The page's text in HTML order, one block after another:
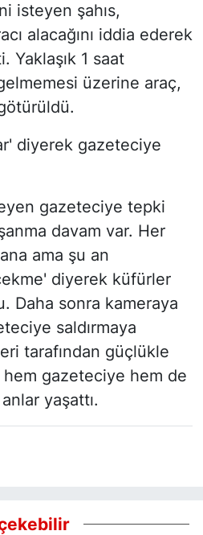
isteyen şahıs,
alacağını iddia ederek
Yaklaşık 1 saat
üzerine araç,
diyerek gazeteciye
gazeteciye tepki
davam var. Her
ama şu an
diyerek küfürler
Daha sonra kameraya
saldırmaya
tarafından güçlükle
gazeteciye hem de
yaşattı.